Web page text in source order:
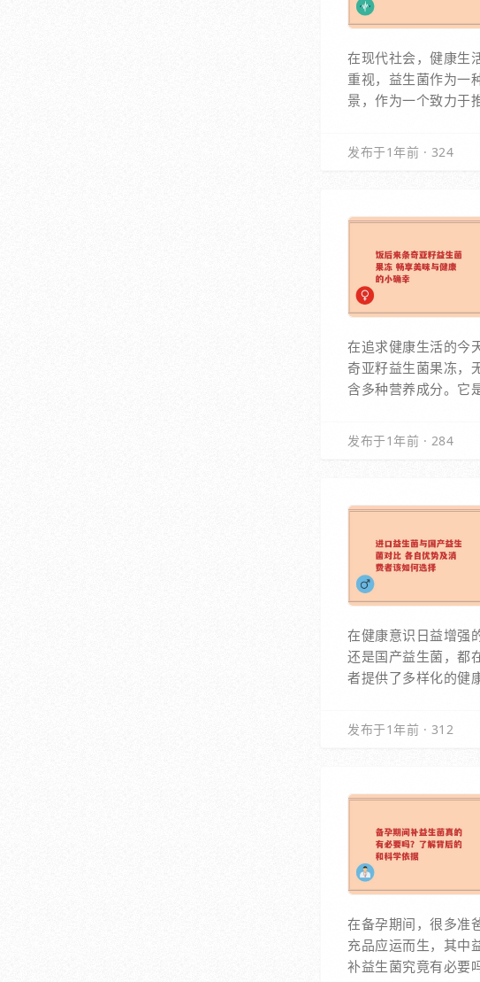
在现代社会，健康生
重视，益生菌作为一
景，作为一个致力于
发布于1年前 · 324
在追求健康生活的今
奇亚籽益生菌果冻，
含多种营养成分。它
发布于1年前 · 284
在健康意识日益增强
还是国产益生菌，都
者提供了多样化的健
发布于1年前 · 312
在备孕期间，很多准
充品应运而生，其中
补益生菌究竟有必要